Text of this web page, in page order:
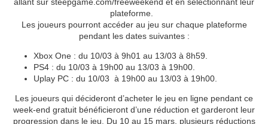
plateforme.
Les joueurs pourront accéder au jeu sur chaque plateforme
pendant les dates suivantes :
Xbox One : du 10/03 à 9h01 au 13/03 à 8h59.
PS4 : du 10/03 à 19h00 au 13/03 à 19h00.
Uplay PC : du 10/03 à 19h00 au 13/03 à 19h00.
Les joueurs qui décideront d’acheter le jeu en ligne pendant ce
week-end gratuit bénéficieront d’une réduction et garderont leur
progression dans le jeu. Du 10 au 15 mars, plusieurs réductions